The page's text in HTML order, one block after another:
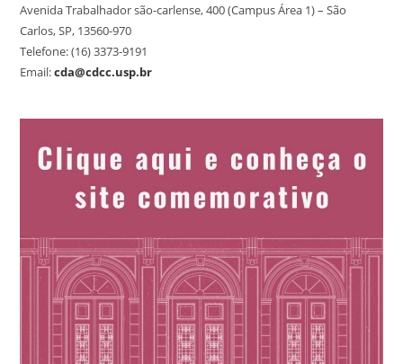
Avenida Trabalhador são-carlense, 400 (Campus Área 1) – São
Carlos, SP, 13560-970
Telefone: (16) 3373-9191
Email:cda@cdcc.usp.br